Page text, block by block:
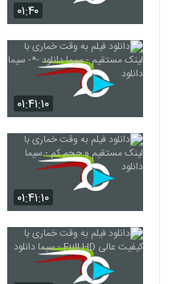
۰۱:۴۰
۰۱:۴۱:۱۰
۰۱:۴۱:۱۰